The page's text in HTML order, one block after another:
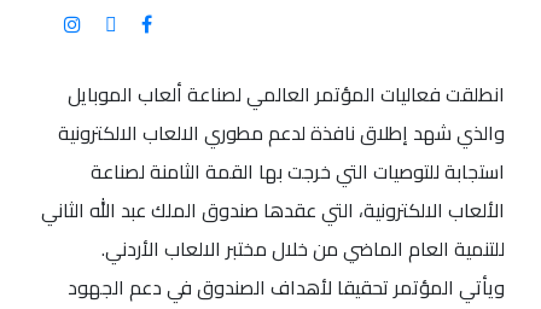
انطلقت فعاليات المؤتمر العالمي لصناعة ألعاب الموبايل
والذي شهد إطلاق نافذة لدعم مطوري الالعاب الالكترونية
استجابة للتوصيات التي خرجت بها القمة الثامنة لصناعة
الألعاب الالكترونية، التي عقدها صندوق الملك عبد الله الثاني
للتنمية العام الماضي من خلال مختبر الالعاب الأردني.
ويأتي المؤتمر تحقيقا لأهداف الصندوق في دعم الجهود